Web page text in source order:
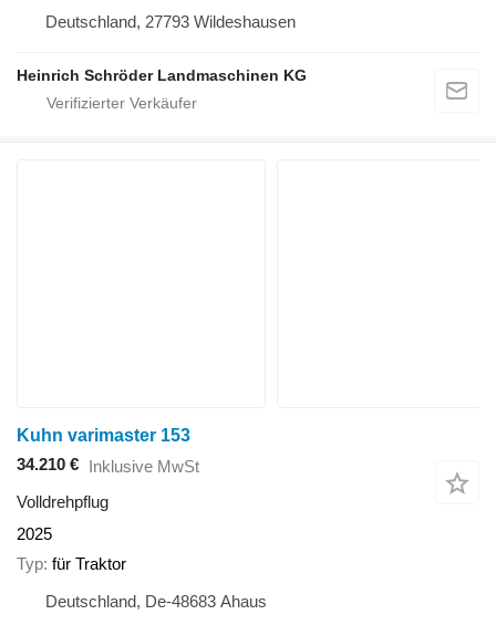
Deutschland, 27793 Wildeshausen
Heinrich Schröder Landmaschinen KG
Kuhn varimaster 153
34.210 € Inklusive MwSt
Volldrehpflug
2025
Typ für Traktor
Deutschland, De-48683 Ahaus